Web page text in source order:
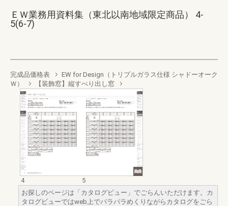
ＥＷ業務用資料集（東北以南地域限定商品） 4-
5(6-7)
完成品価格表
EW for Design（トリプルガラス仕様 シャドーオーク
Ｗ）
【装飾窓】縦すべり出し窓
4
5
お探しのページは「カタログビュー」でごらんいただけます。カ
タログビューではweb上でパラパラめくりながらカタログをごら